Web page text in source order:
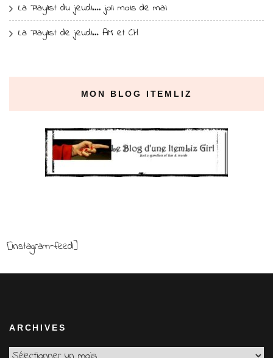
La Playlist du jeudi…. joli mois de mai
La Playlist de jeudi… AM et CH
MON BLOG ITEMLIZ
[instagram-feed]
ARCHIVES